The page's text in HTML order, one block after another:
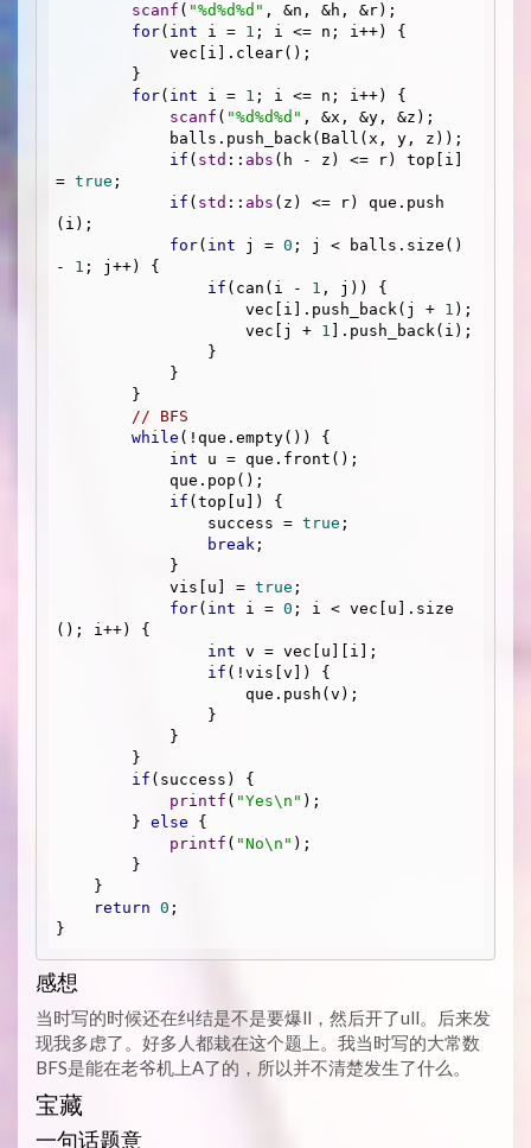
scanf ( "%d%d%d" , &n, &h, &r);
for( int i = 1 ; i <= n; i++) {
for( int i = 1 ; i <= n; i++) {
scanf ( "%d%d%d" , &x, &y, &z);
if ( std :: abs (h - z) <= r) top[i]
= true ;
if ( std :: abs (z) <= r) que.push
(i);
for( int j = 0 ; j < balls.size()
- 1 ; j++) {
if (can(i - 1 , j)) {
                    vec[i].push_back(j +
1 );
                    vec[j +
1 ].push_back(i);
// BFS
while (!que.empty()) {
int u = que.front();
if (top[u]) {
                success =
true ;
break ;
            vis[u] =
true ;
for( int i = 0 ; i < vec[u].size
(); i++) {
int v = vec[u][i];
if (!vis[v]) {
if (success) {
printf ( "Yes\n" );
        }
else {
printf ( "No\n" );
return 0 ;
感想
当时写的时候还在纠结是不是要爆ll，然后开了ull。后来发
现我多虑了。好多人都栽在这个题上。我当时写的大常数
BFS是能在老爷机上A了的，所以并不清楚发生了什么。
宝藏
一句话题意